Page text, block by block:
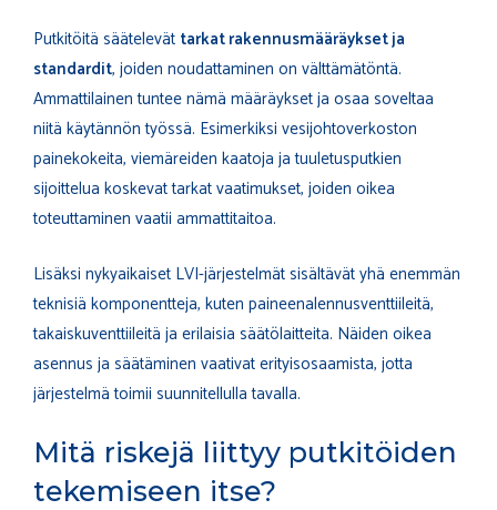
Putkitöitä säätelevät tarkat rakennusmääräykset ja
standardit, joiden noudattaminen on välttämätöntä.
Ammattilainen tuntee nämä määräykset ja osaa soveltaa
niitä käytännön työssä. Esimerkiksi vesijohtoverkoston
painekokeita, viemäreiden kaatoja ja tuuletusputkien
sijoittelua koskevat tarkat vaatimukset, joiden oikea
toteuttaminen vaatii ammattitaitoa.
Lisäksi nykyaikaiset LVI-järjestelmät sisältävät yhä enemmän
teknisiä komponentteja, kuten paineenalennusventtiileitä,
takaiskuventtiileitä ja erilaisia säätölaitteita. Näiden oikea
asennus ja säätäminen vaativat erityisosaamista, jotta
järjestelmä toimii suunnitellulla tavalla.
Mitä riskejä liittyy putkitöiden
tekemiseen itse?